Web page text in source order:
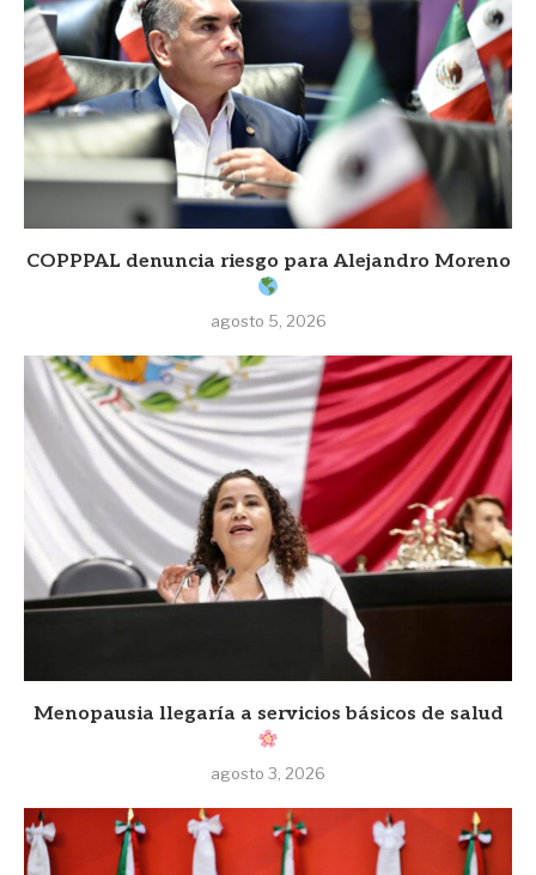
COPPPAL denuncia riesgo para Alejandro Moreno
agosto 5, 2026
Menopausia llegaría a servicios básicos de salud
agosto 3, 2026